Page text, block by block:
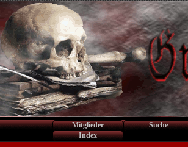
Mitglieder
Suche
Index